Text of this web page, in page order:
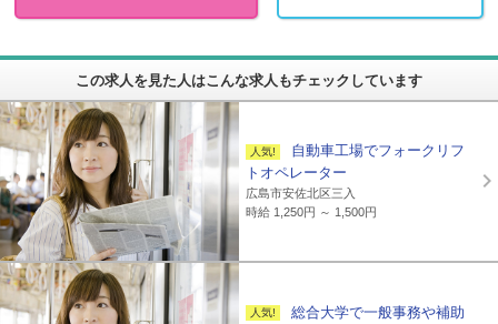
この求人を見た人はこんな求人もチェックしています
自動車工場でフォークリフ
トオペレーター
広島市安佐北区三入
時給 1,250円 ～ 1,500円
総合大学で一般事務や補助